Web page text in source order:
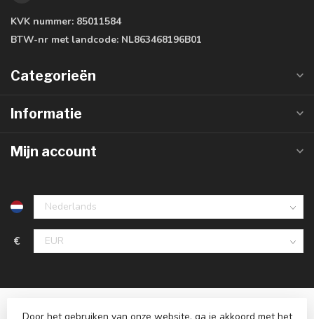
KVK nummer: 85011584
BTW-nr met landcode: NL863468196B01
Categorieën
Informatie
Mijn account
€